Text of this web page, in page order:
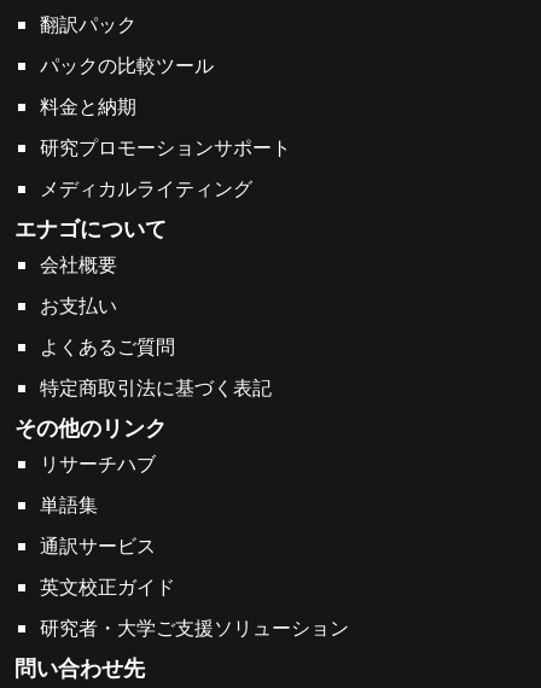
翻訳パック
パックの比較ツール
料金と納期
研究プロモーションサポート
メディカルライティング
エナゴについて
会社概要
お支払い
よくあるご質問
特定商取引法に基づく表記
その他のリンク
リサーチハブ
単語集
通訳サービス
英文校正ガイド
研究者・大学ご支援ソリューション
問い合わせ先